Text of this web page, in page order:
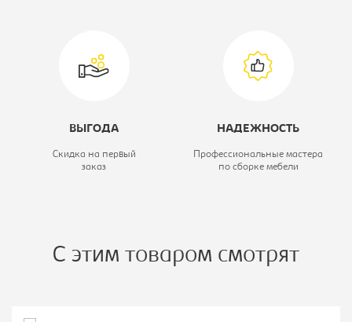
ВЫГОДА
Скидка на первый
заказ
НАДЕЖНОСТЬ
Профессиональные мастера
по сборке мебели
С этим товаром смотрят